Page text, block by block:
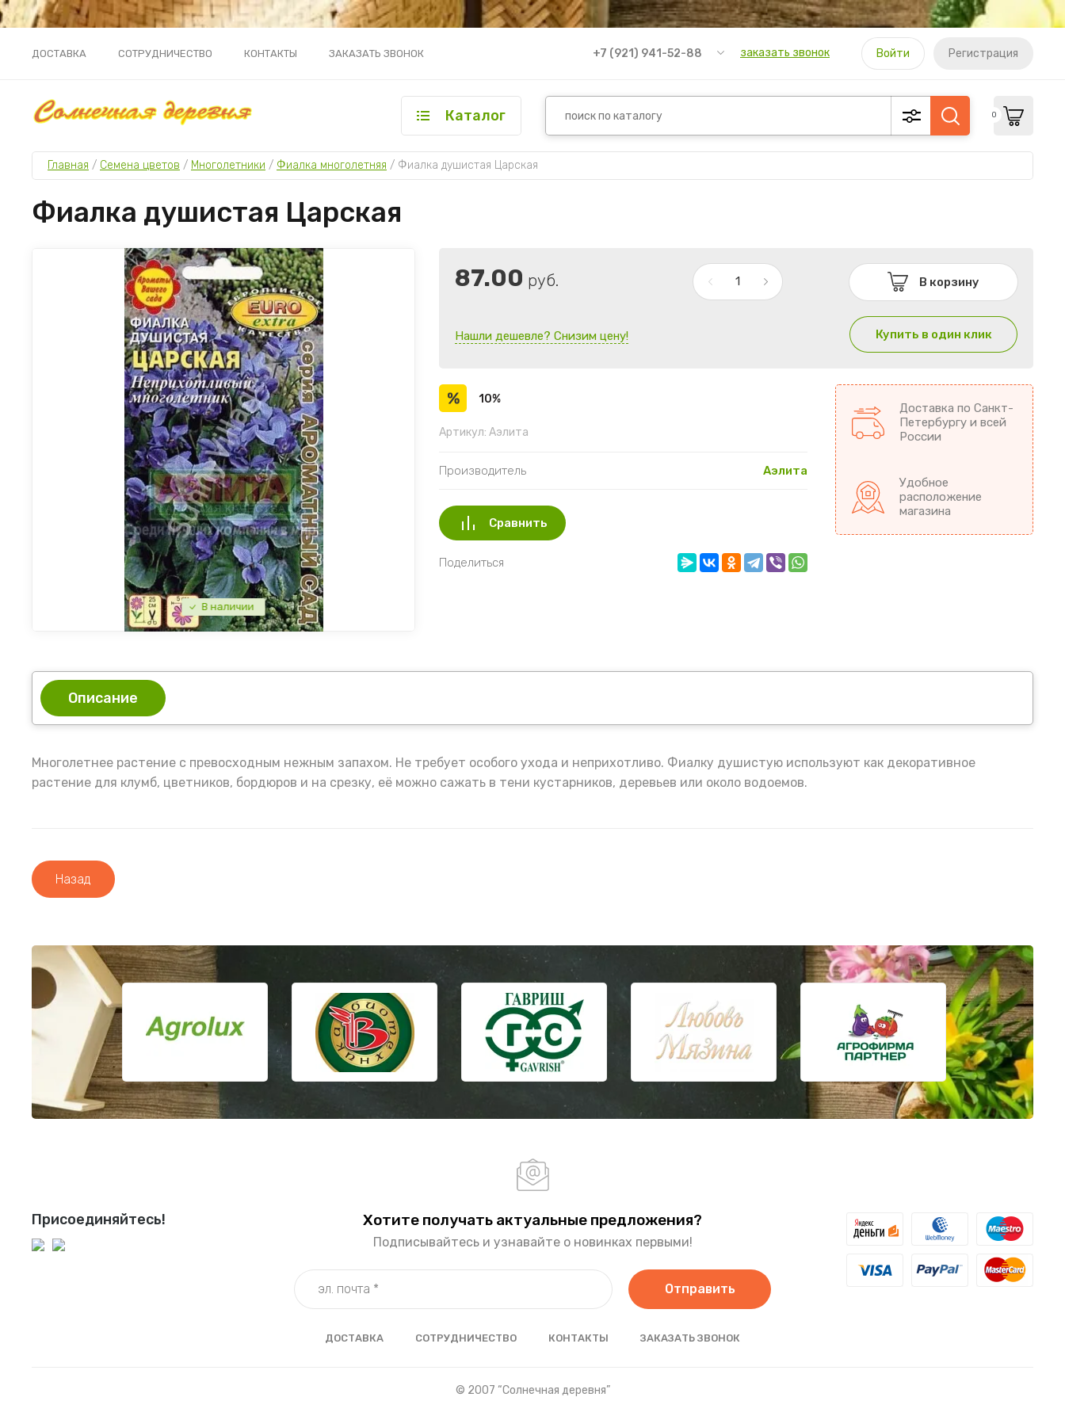
ДОСТАВКА СОТРУДНИЧЕСТВО КОНТАКТЫ ЗАКАЗАТЬ ЗВОНОК +7 (921) 941-52-88 заказать звонок Войти Регистрация
Каталог 0
Главная / Семена цветов / Многолетники / Фиалка многолетняя / Фиалка душистая Царская
Фиалка душистая Царская
В наличии
87.00 руб. В корзину
Купить в один клик
Нашли дешевле? Снизим цену!
10%
Артикул: Аэлита
Производитель Аэлита
Сравнить
Поделиться
Доставка по Санкт-
Петербургу и всей
России
Удобное
расположение
магазина
Описание
Многолетнее растение с превосходным нежным запахом. Не требует особого ухода и неприхотливо. Фиалку душистую используют как декоративное
растение для клумб, цветников, бордюров и на срезку, её можно сажать в тени кустарников, деревьев или около водоемов.
Назад
Присоединяйтесь! Хотите получать актуальные предложения?
Подписывайтесь и узнавайте о новинках первыми!
Отправить
ДОСТАВКА СОТРУДНИЧЕСТВО КОНТАКТЫ ЗАКАЗАТЬ ЗВОНОК
© 2007 “Солнечная деревня”